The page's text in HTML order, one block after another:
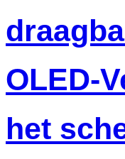
OLED-
het